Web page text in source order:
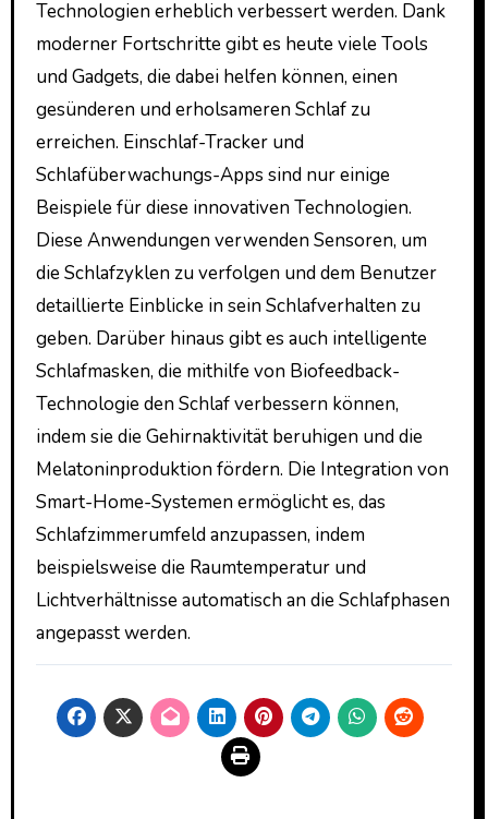
Technologien erheblich verbessert werden. Dank
moderner Fortschritte gibt es heute viele Tools
und Gadgets, die dabei helfen können, einen
gesünderen und erholsameren Schlaf zu
erreichen. Einschlaf-Tracker und
Schlafüberwachungs-Apps sind nur einige
Beispiele für diese innovativen Technologien.
Diese Anwendungen verwenden Sensoren, um
die Schlafzyklen zu verfolgen und dem Benutzer
detaillierte Einblicke in sein Schlafverhalten zu
geben. Darüber hinaus gibt es auch intelligente
Schlafmasken, die mithilfe von Biofeedback-
Technologie den Schlaf verbessern können,
indem sie die Gehirnaktivität beruhigen und die
Melatoninproduktion fördern. Die Integration von
Smart-Home-Systemen ermöglicht es, das
Schlafzimmerumfeld anzupassen, indem
beispielsweise die Raumtemperatur und
Lichtverhältnisse automatisch an die Schlafphasen
angepasst werden.